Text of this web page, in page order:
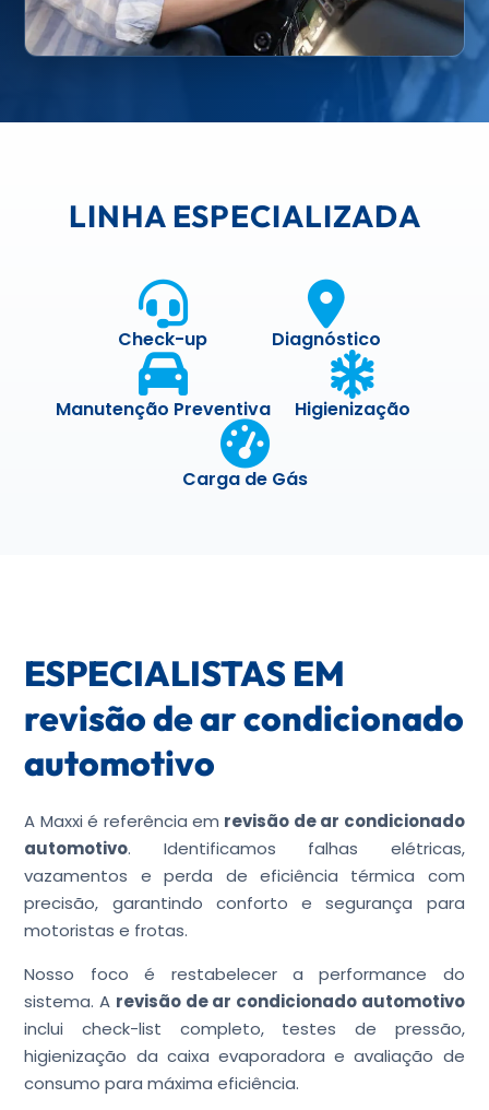
LINHA ESPECIALIZADA
Check-up Diagnóstico
Manutenção Preventiva Higienização
Carga de Gás
ESPECIALISTAS EM
revisão de ar condicionado
automotivo
A Maxxi é referência em revisão de ar condicionado
automotivo. Identificamos falhas elétricas,
vazamentos e perda de eficiência térmica com
precisão, garantindo conforto e segurança para
motoristas e frotas.
Nosso foco é restabelecer a performance do
sistema. A revisão de ar condicionado automotivo
inclui check-list completo, testes de pressão,
higienização da caixa evaporadora e avaliação de
consumo para máxima eficiência.